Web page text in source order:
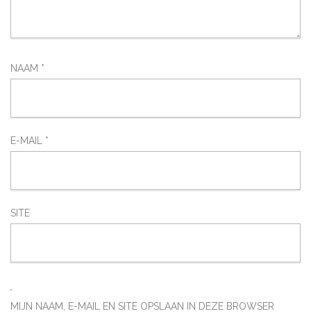
NAAM *
E-MAIL *
SITE
MIJN NAAM, E-MAIL EN SITE OPSLAAN IN DEZE BROWSER